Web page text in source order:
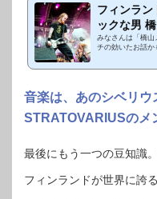
フィンラン
ックな男
みなさんは「橋山
チの効いたお話かもしれ
音楽は、あのシベリウ
STRATOVARIUSのメ
最後にもう一つの豆知識
フィンランドが世界に誇